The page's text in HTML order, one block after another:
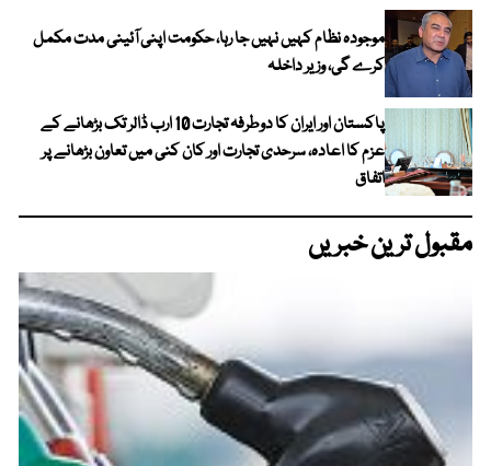
موجودہ نظام کہیں نہیں جا رہا، حکومت اپنی آئینی مدت مکمل
کرے گی، وزیر داخلہ
پاکستان اور ایران کا دوطرفہ تجارت 10 ارب ڈالر تک بڑھانے کے
عزم کا اعادہ، سرحدی تجارت اور کان کنی میں تعاون بڑھانے پر
اتفاق
مقبول ترین خبریں